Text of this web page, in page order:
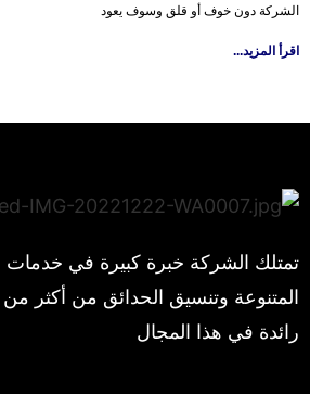
الشركة دون خوف أو قلق وسوف يعود
اقرأ المزيد...
تمتلك الشركة خبرة كبيرة في خدمات
رائدة في هذا المجال